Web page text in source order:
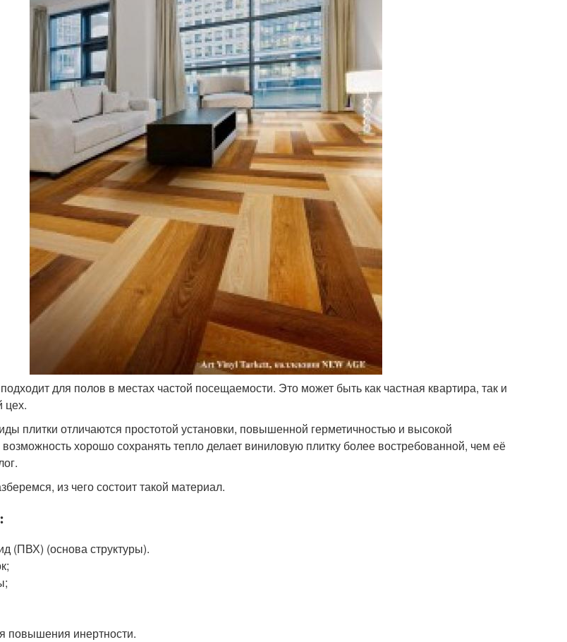
для полов в местах частой посещаемости. Это может быть как частная квартира, так и
цех.
плитки отличаются простотой установки, повышенной герметичностью и высокой
хорошо сохранять тепло делает виниловую плитку более востребованной, чем её
из чего состоит такой материал.
(ПВХ) (основа структуры).
повышения инертности.